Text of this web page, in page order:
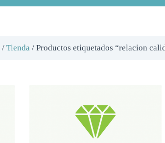
/ Tienda / Productos etiquetados “relacion